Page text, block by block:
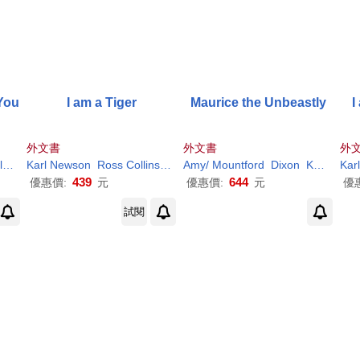
Newson
I am a Tiger
外文書
Karl Newson Ross Collins ( ILT)
優惠價: 439 元
Maurice the Unbeastly
外文書
Amy/ Mountford
Dixon Karl
優惠價: 644 元
外
Karl
優
試閱